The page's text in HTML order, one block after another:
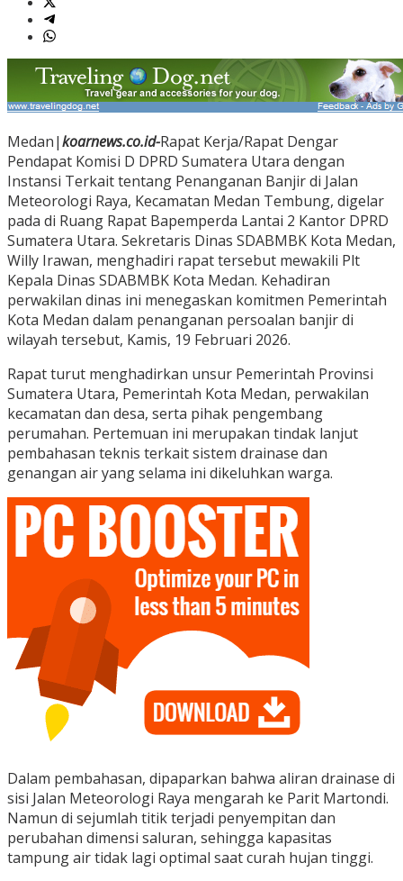
Medan|koarnews.co.id-Rapat Kerja/Rapat Dengar
Pendapat Komisi D DPRD Sumatera Utara dengan
Instansi Terkait tentang Penanganan Banjir di Jalan
Meteorologi Raya, Kecamatan Medan Tembung, digelar
pada di Ruang Rapat Bapemperda Lantai 2 Kantor DPRD
Sumatera Utara. Sekretaris Dinas SDABMBK Kota Medan,
Willy Irawan, menghadiri rapat tersebut mewakili Plt
Kepala Dinas SDABMBK Kota Medan. Kehadiran
perwakilan dinas ini menegaskan komitmen Pemerintah
Kota Medan dalam penanganan persoalan banjir di
wilayah tersebut, Kamis, 19 Februari 2026.
Rapat turut menghadirkan unsur Pemerintah Provinsi
Sumatera Utara, Pemerintah Kota Medan, perwakilan
kecamatan dan desa, serta pihak pengembang
perumahan. Pertemuan ini merupakan tindak lanjut
pembahasan teknis terkait sistem drainase dan
genangan air yang selama ini dikeluhkan warga.
Dalam pembahasan, dipaparkan bahwa aliran drainase di
sisi Jalan Meteorologi Raya mengarah ke Parit Martondi.
Namun di sejumlah titik terjadi penyempitan dan
perubahan dimensi saluran, sehingga kapasitas
tampung air tidak lagi optimal saat curah hujan tinggi.